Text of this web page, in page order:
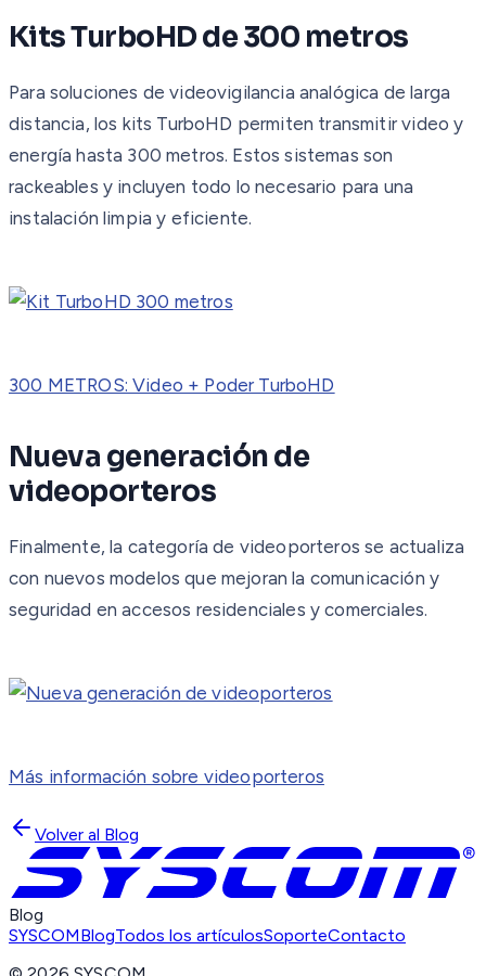
Kits TurboHD de 300 metros
Para soluciones de videovigilancia analógica de larga
distancia, los kits TurboHD permiten transmitir video y
energía hasta 300 metros. Estos sistemas son
rackeables y incluyen todo lo necesario para una
instalación limpia y eficiente.
300 METROS: Video + Poder TurboHD
Nueva generación de
videoporteros
Finalmente, la categoría de videoporteros se actualiza
con nuevos modelos que mejoran la comunicación y
seguridad en accesos residenciales y comerciales.
Más información sobre videoporteros
Volver al Blog
Blog
SYSCOMBlogTodos los artículosSoporteContacto